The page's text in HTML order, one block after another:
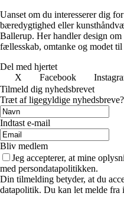
Uanset om du interesserer dig
bæredygtighed eller
Ballerup. Her handler design
fællesskab, omtanke og modet til
Del med hjertet
X
Facebook
Tilmeld dig nyhedsbrevet
Træt af ligegyldige
Indtast e-mail
Bliv medlem
Jeg accepterer, at mine
med persondatapolitikken.
Din tilmelding betyder, at du
datapolitik. Du kan let melde fra